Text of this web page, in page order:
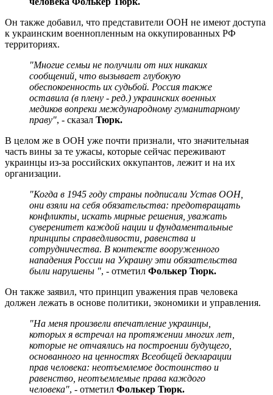
Он также добавил, что представители ООН не имеют доступа
к украинским военнопленным на оккупированных РФ
территориях.
"Многие семьи не получили от них никаких
сообщений, что вызывает глубокую
обеспокоенность их судьбой. Россия также
оставила (в плену - ред.) украинских военных
медиков вопреки международному гуманитарному
праву", - сказал Тюрк.
В целом же в ООН уже почти признали, что значительная
часть вины за те ужасы, которые сейчас переживают
украинцы из-за российских оккупантов, лежит и на их
организации.
"Когда в 1945 году страны подписали Устав ООН,
они взяли на себя обязательства: предотвращать
конфликты, искать мирные решения, уважать
суверенитет каждой нации и фундаментальные
принципы справедливости, равенства и
сотрудничества. В контексте вооруженного
нападения России на Украину эти обязательства
были нарушены ", - отметил Фолькер Тюрк.
Он также заявил, что принцип уважения прав человека
должен лежать в основе политики, экономики и управления.
"На меня произвели впечатление украинцы,
которых я встречал на протяжении многих лет,
которые не отчаялись на построении будущего,
основанного на ценностях Всеобщей декларации
прав человека: неотъемлемое достоинство и
равенство, неотъемлемые права каждого
человека", - отметил Фолькер Тюрк.